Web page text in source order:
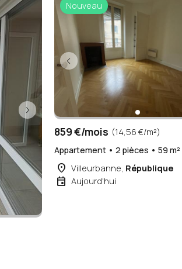
Nouveau
859 €/mois (14,56 €/m²)
Appartement • 2 pièces • 59 m²
place Villeurbanne, République
event Aujourd'hui